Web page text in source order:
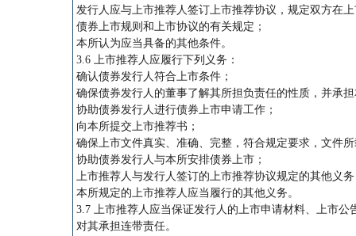
发行人应与上市推荐人签订上市推荐协议，规定双方在
债券上市规则和上市协议的有关规定；
本所认为应当具备的其他条件。
3.6 上市推荐人应履行下列义务：
确认债券发行人符合上市条件；
确保债券发行人的董事了解其所担负责任的性质，并承
协助债券发行人进行债券上市申请工作；
向本所提交上市推荐书；
确保上市文件真实、准确、完整，符合规定要求，文件
协助债券发行人与本所安排债券上市；
上市推荐人与发行人签订的上市推荐协议规定的其他义务
本所规定的上市推荐人应当履行的其他义务。
3.7 上市推荐人应当保证发行人的上市申请材料、上市
对其承担连带责任。